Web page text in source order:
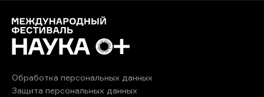
Обработка персональных данных
Защита персональных данных